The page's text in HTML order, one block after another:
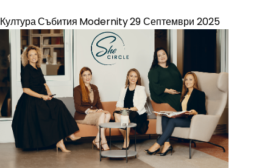
КултураСъбития Modernity29 Септември 2025